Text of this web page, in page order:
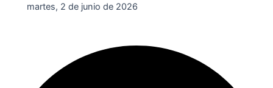
martes, 2 de junio de 2026